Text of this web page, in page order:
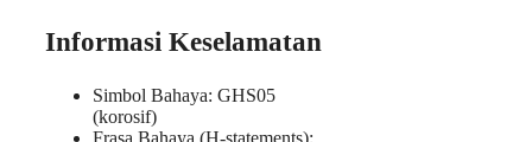
Informasi Keselamatan
Simbol Bahaya: GHS05
(korosif)
Frasa Bahaya (H-statements):